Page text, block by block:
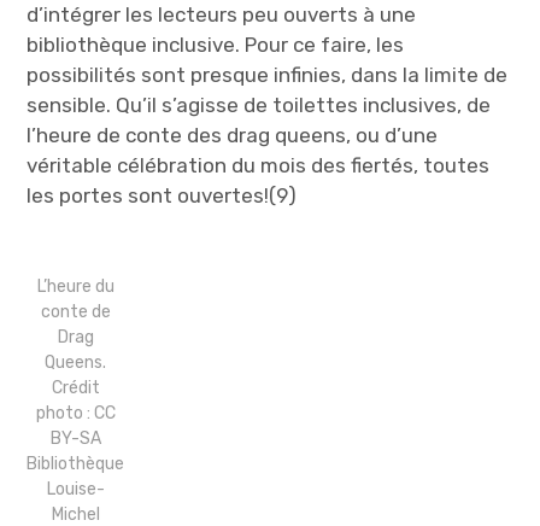
d’intégrer les lecteurs peu ouverts à une
bibliothèque inclusive. Pour ce faire, les
possibilités sont presque infinies, dans la limite de
sensible. Qu’il s’agisse de toilettes inclusives, de
l’heure de conte des drag queens, ou d’une
véritable célébration du mois des fiertés, toutes
les portes sont ouvertes!(9)
L’heure du
conte de
Drag
Queens.
Crédit
photo : CC
BY-SA
Bibliothèque
Louise-
Michel